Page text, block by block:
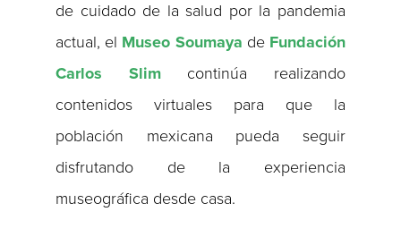
de cuidado de la salud por la pandemia
actual, el Museo Soumaya de Fundación
Carlos Slimcontinúa realizando
contenidos virtuales para que la
población mexicana pueda seguir
disfrutando de la experiencia
museográfica desde casa.